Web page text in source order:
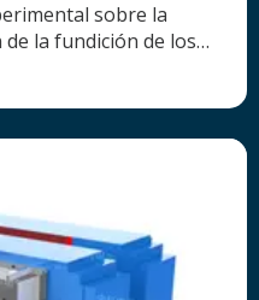
sobre la
la fundición de losas